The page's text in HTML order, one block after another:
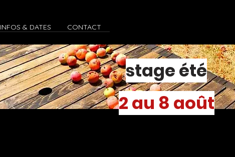
INFOS & DATES CONTACT
stage été
2 au 8 août